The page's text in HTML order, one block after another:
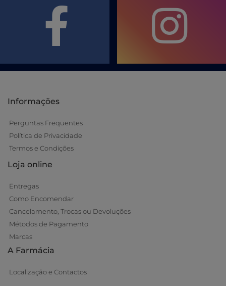
Informações
Perguntas Frequentes
Política de Privacidade
Termos e Condições
Loja online
Entregas
Como Encomendar
Cancelamento, Trocas ou Devoluções
Métodos de Pagamento
Marcas
A Farmácia
Localização e Contactos